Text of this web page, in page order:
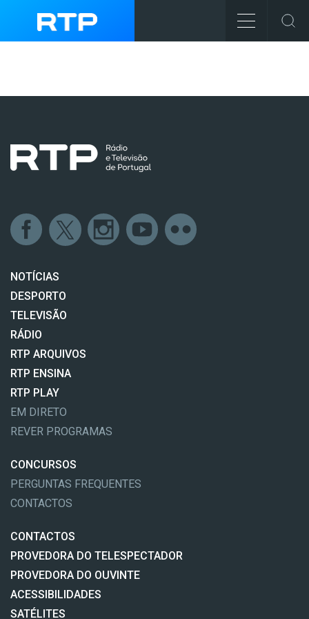
NOTÍCIAS
DESPORTO
TELEVISÃO
RÁDIO
RTP ARQUIVOS
RTP ENSINA
RTP PLAY
EM DIRETO
REVER PROGRAMAS
CONCURSOS
PERGUNTAS FREQUENTES
CONTACTOS
CONTACTOS
PROVEDORA DO TELESPECTADOR
PROVEDORA DO OUVINTE
ACESSIBILIDADES
SATÉLITES